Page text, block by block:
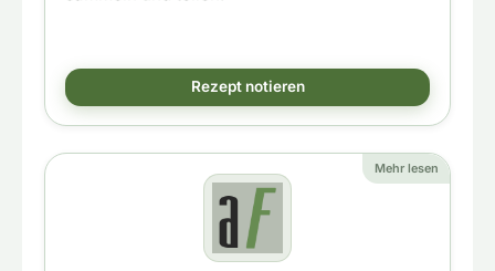
Rezept notieren
Mehr lesen